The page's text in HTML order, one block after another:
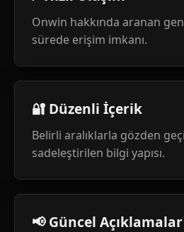
Onwin hakkında aranan
sürede erişim imkanı.
🔐 Düzenli İçerik
Belirli aralıklarla gözden
sadeleştirilen bilgi yapısı.
📢 Güncel Açıklamalar